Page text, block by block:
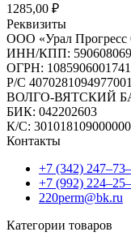
1285,00 ₽
Реквизиты
ООО «Урал Прогресс
ИНН/КПП:
ОГРН: 1085906001741
Р/C
ВОЛГО-ВЯТСКИЙ
БИК: 042202603
К/С:
Контакты
+7 (342)
+7 (992)
220perm@bk.ru
Категории товаров